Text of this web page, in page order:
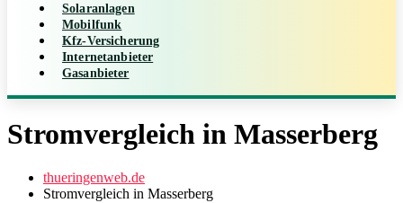
Solaranlagen
Mobilfunk
Kfz-Versicherung
Internetanbieter
Gasanbieter
Stromvergleich in Masserberg
thueringenweb.de
Stromvergleich in Masserberg